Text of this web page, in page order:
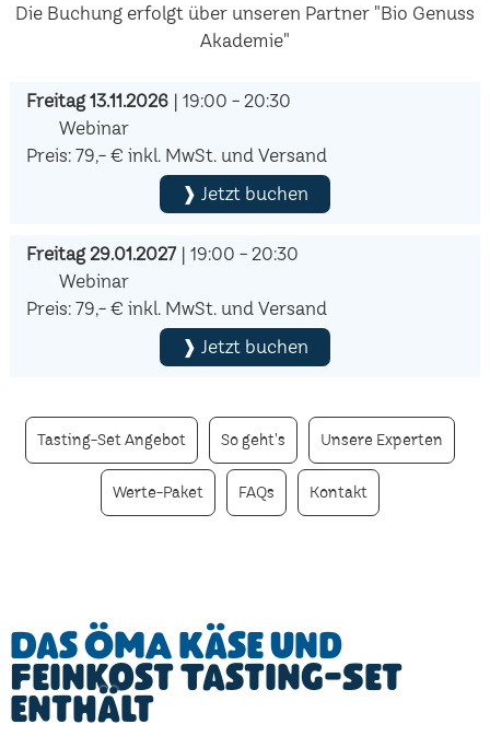
Die Buchung erfolgt über unseren Partner "Bio Genuss
Akademie"
Freitag 13.11.2026| 19:00 - 20:30
Webinar
Preis: 79,- € inkl. MwSt. und Versand
❱ Jetzt buchen
Freitag 29.01.2027| 19:00 - 20:30
Webinar
Preis: 79,- € inkl. MwSt. und Versand
❱ Jetzt buchen
Tasting-Set Angebot So geht's Unsere Experten
Werte-Paket FAQs Kontakt
Das ÖMA Käse und
Feinkost Tasting-Set
enthält